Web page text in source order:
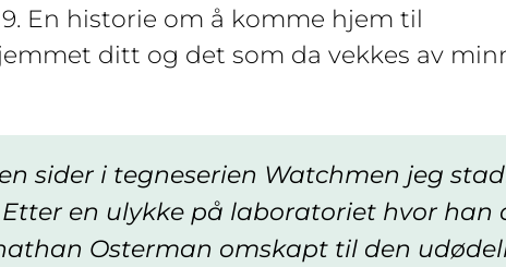
En historie om å komme hjem til
ditt og det som da vekkes av
sider i tegneserien Watchmen jeg
en ulykke på laboratoriet hvor han
Osterman omskapt til den